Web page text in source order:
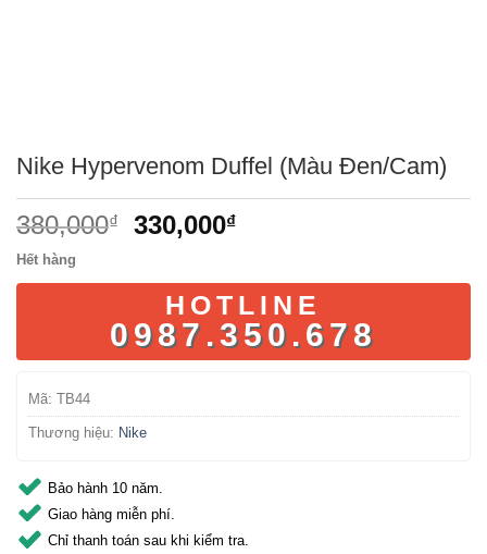
Nike Hypervenom Duffel (Màu Đen/Cam)
380,000₫
Giá
là:
380,000₫.
330,000₫Giá
tại
là:
330,000₫.
Hết hàng
HOTLINE
0987.350.678
Mã: TB44
Thương hiệu: Nike
Bảo hành 10 năm.
Giao hàng miễn phí.
Chỉ thanh toán sau khi kiểm tra.